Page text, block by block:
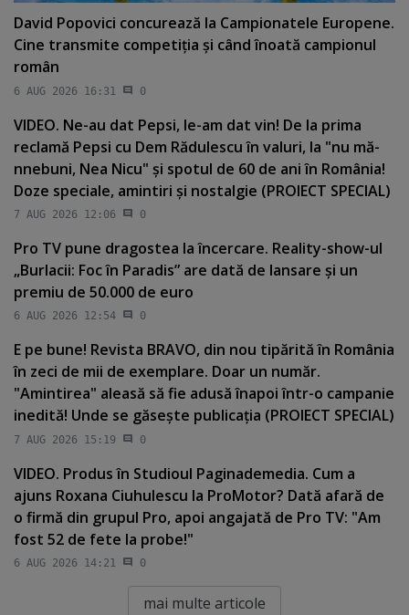
David Popovici concurează la Campionatele Europene.
Cine transmite competiţia şi când înoată campionul
român
6 AUG 2026 16:31 0
VIDEO. Ne-au dat Pepsi, le-am dat vin! De la prima
reclamă Pepsi cu Dem Rădulescu în valuri, la "nu mă-
nnebuni, Nea Nicu" şi spotul de 60 de ani în România!
Doze speciale, amintiri şi nostalgie (PROIECT SPECIAL)
7 AUG 2026 12:06 0
Pro TV pune dragostea la încercare. Reality-show-ul
„Burlacii: Foc în Paradis” are dată de lansare şi un
premiu de 50.000 de euro
6 AUG 2026 12:54 0
E pe bune! Revista BRAVO, din nou tipărită în România
în zeci de mii de exemplare. Doar un număr.
"Amintirea" aleasă să fie adusă înapoi într-o campanie
inedită! Unde se găseşte publicaţia (PROIECT SPECIAL)
7 AUG 2026 15:19 0
VIDEO. Produs în Studioul Paginademedia. Cum a
ajuns Roxana Ciuhulescu la ProMotor? Dată afară de
o firmă din grupul Pro, apoi angajată de Pro TV: "Am
fost 52 de fete la probe!"
6 AUG 2026 14:21 0
mai multe articole